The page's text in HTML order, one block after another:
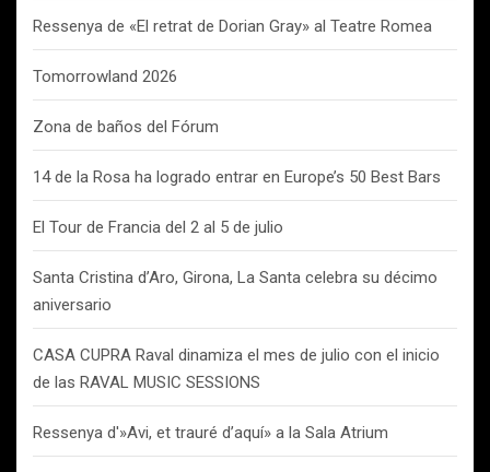
Ressenya de «El retrat de Dorian Gray» al Teatre Romea
Tomorrowland 2026
Zona de baños del Fórum
14 de la Rosa ha logrado entrar en Europe’s 50 Best Bars
El Tour de Francia del 2 al 5 de julio
Santa Cristina d’Aro, Girona, La Santa celebra su décimo
aniversario
CASA CUPRA Raval dinamiza el mes de julio con el inicio
de las RAVAL MUSIC SESSIONS
Ressenya d'»Avi, et trauré d’aquí» a la Sala Atrium